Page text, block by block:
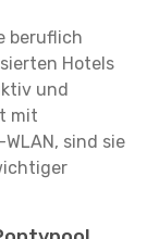
beruflich
Hotels
und
mit
sind sie